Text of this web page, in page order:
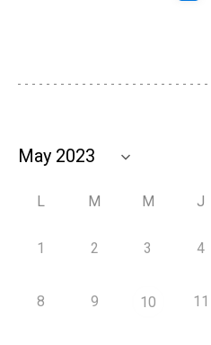
L M M J
1 2 3 4
8 9 10 11